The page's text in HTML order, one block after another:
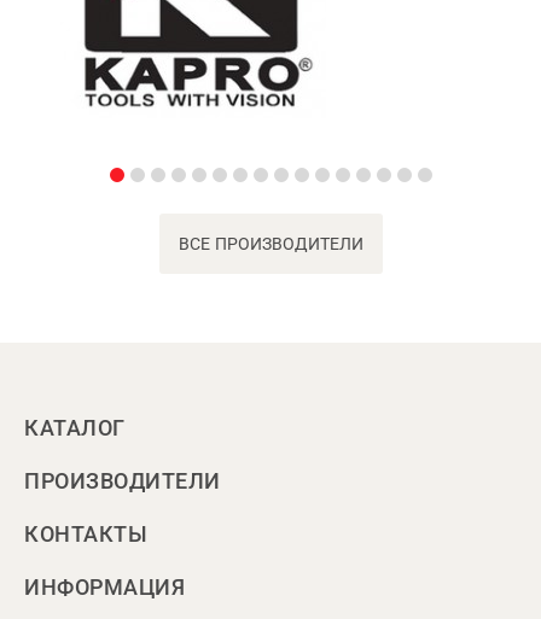
ВСЕ ПРОИЗВОДИТЕЛИ
КАТАЛОГ
ПРОИЗВОДИТЕЛИ
КОНТАКТЫ
ИНФОРМАЦИЯ